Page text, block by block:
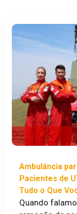
Ambulância
Pacientes de
Tudo o Que
Quando